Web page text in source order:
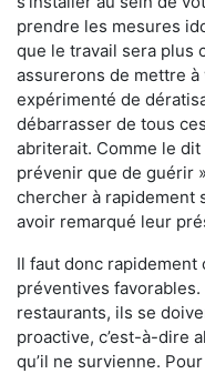
prendre les mesures
que le travail sera plus
assurerons de mettre
expérimenté de
débarrasser de tous
abriterait. Comme le dit
prévenir que de guérir
chercher à rapidement
avoir remarqué leur
Il faut donc
préventives
restaurants, ils se
proactive, c’est-à-dire
qu’il ne survienne.